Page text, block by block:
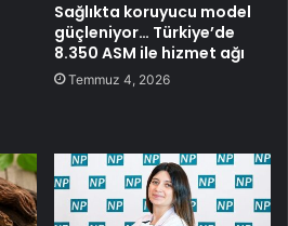
Sağlıkta koruyucu model
güçleniyor… Türkiye’de
8.350 ASM ile hizmet ağı
Temmuz 4, 2026